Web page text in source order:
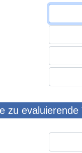
zu evaluierende